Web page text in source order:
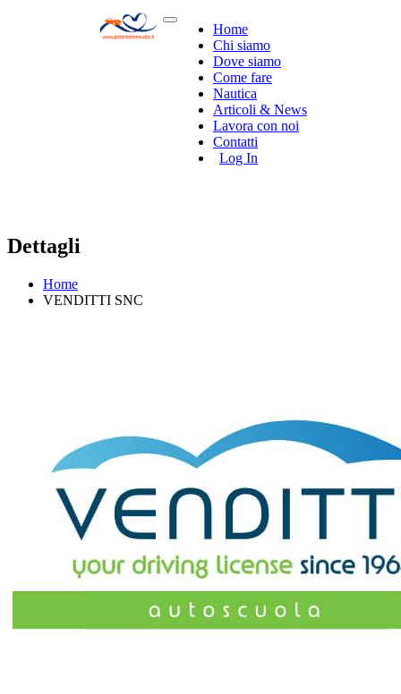
Home
Chi siamo
Dove siamo
Come fare
Nautica
Articoli & News
Lavora con noi
Contatti
Log In
Dettagli
Home
VENDITTI SNC